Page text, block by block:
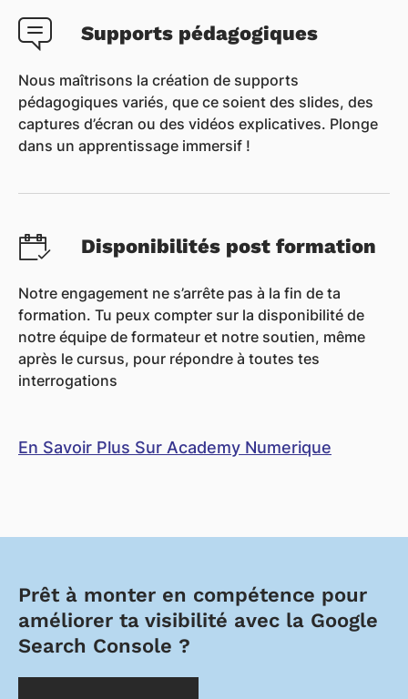
Supports pédagogiques
Nous maîtrisons la création de supports
pédagogiques variés, que ce soient des slides, des
captures d’écran ou des vidéos explicatives. Plonge
dans un apprentissage immersif !
Disponibilités post formation
Notre engagement ne s’arrête pas à la fin de ta
formation. Tu peux compter sur la disponibilité de
notre équipe de formateur et notre soutien, même
après le cursus, pour répondre à toutes tes
interrogations
En Savoir Plus Sur Academy Numerique
Prêt à monter en compétence pour
améliorer ta visibilité avec la Google
Search Console ?